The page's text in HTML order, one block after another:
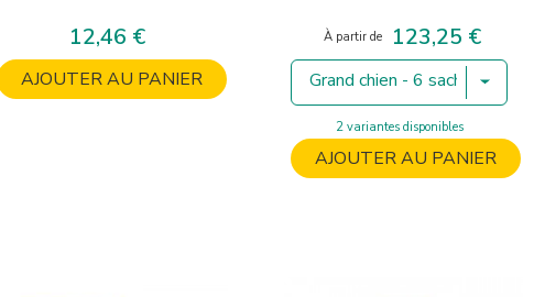
Prix
12,46 €
AJOUTER AU PANIER
À partir de Prix
123,25 €
Grand chien - 6 sachets de
2 variantes disponibles
AJOUTER AU PANIER